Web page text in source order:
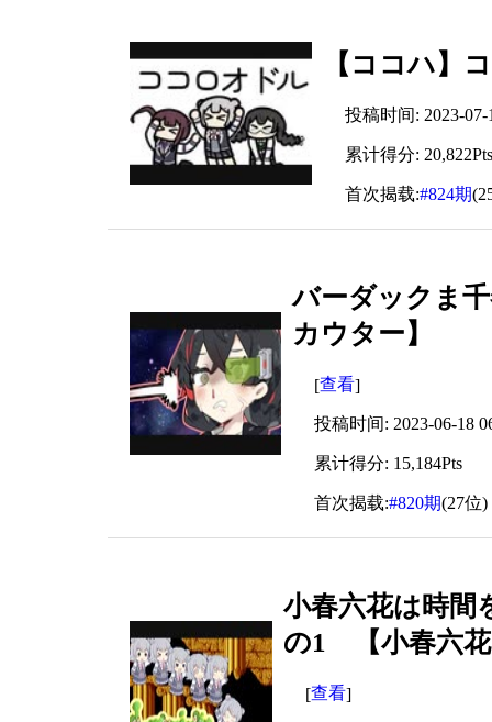
【ココハ】
投稿时间: 2023-07-
累计得分:
首次揭载:#824期
バーダックま
カウター】
[查看]
投稿时间: 2023-06-18
累计得分: 15,184Pts
首次揭载:#820期(27位)
小春六花は時
の1 【小春六
[查看]